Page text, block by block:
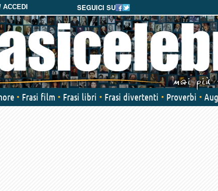
SEGUICI SU
ACCEDI
Frasi film Frasi libri Frasi divertenti Proverbi